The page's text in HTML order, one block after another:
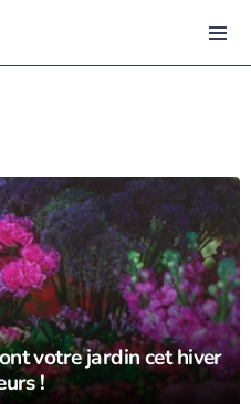
votre jardin cet hiver
!
01/02/24